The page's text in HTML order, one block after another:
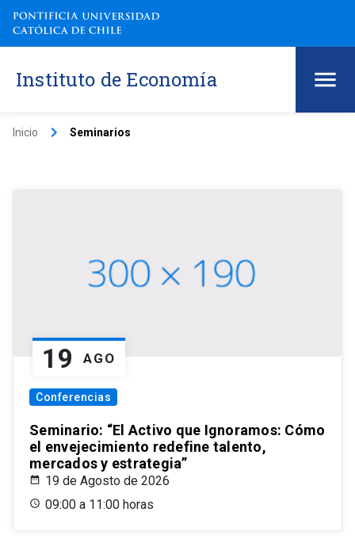
Instituto de Economía
Inicio keyboard_arrow_right Seminarios
19 AGO
Conferencias
Seminario: “El Activo que Ignoramos: Cómo
el envejecimiento redefine talento,
mercados y estrategia”
19 de Agosto de 2026
09:00 a 11:00 horas